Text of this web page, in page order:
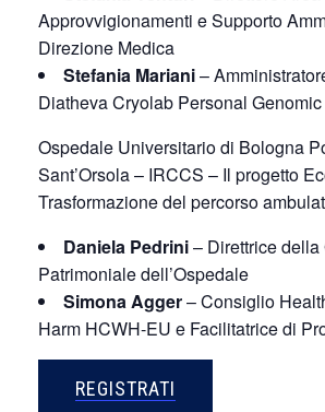
Approvvigionamenti e Supporto
Direzione Medica
Stefania Mariani–
Diatheva Cryolab Personal Genomic
Ospedale Universitario di Bologna
Sant’Orsola – IRCCS – Il progetto
Trasformazione del percorso
Daniela Pedrini– Direttrice della
Patrimoniale dell’Ospedale
Simona Agger– Consiglio
Harm HCWH-EU e Facilitatrice di
REGISTRATI